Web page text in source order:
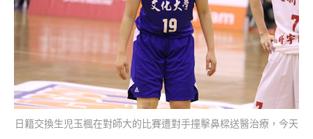
日籍交換生児玉楓在對師大的比賽遭對手撞擊鼻樑送醫治療，今天